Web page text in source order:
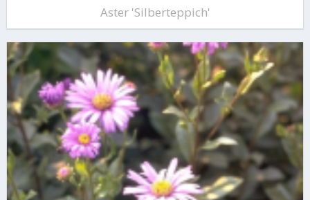
Aster 'Silberteppich'